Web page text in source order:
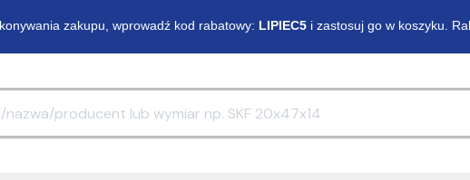
zakupu, wprowadź kod rabatowy: LIPIEC5 i zastosuj go w koszyku.